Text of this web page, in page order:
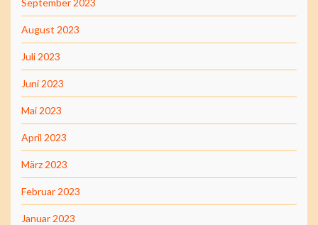
August 2023
Juli 2023
Juni 2023
Mai 2023
April 2023
März 2023
Februar 2023
Januar 2023